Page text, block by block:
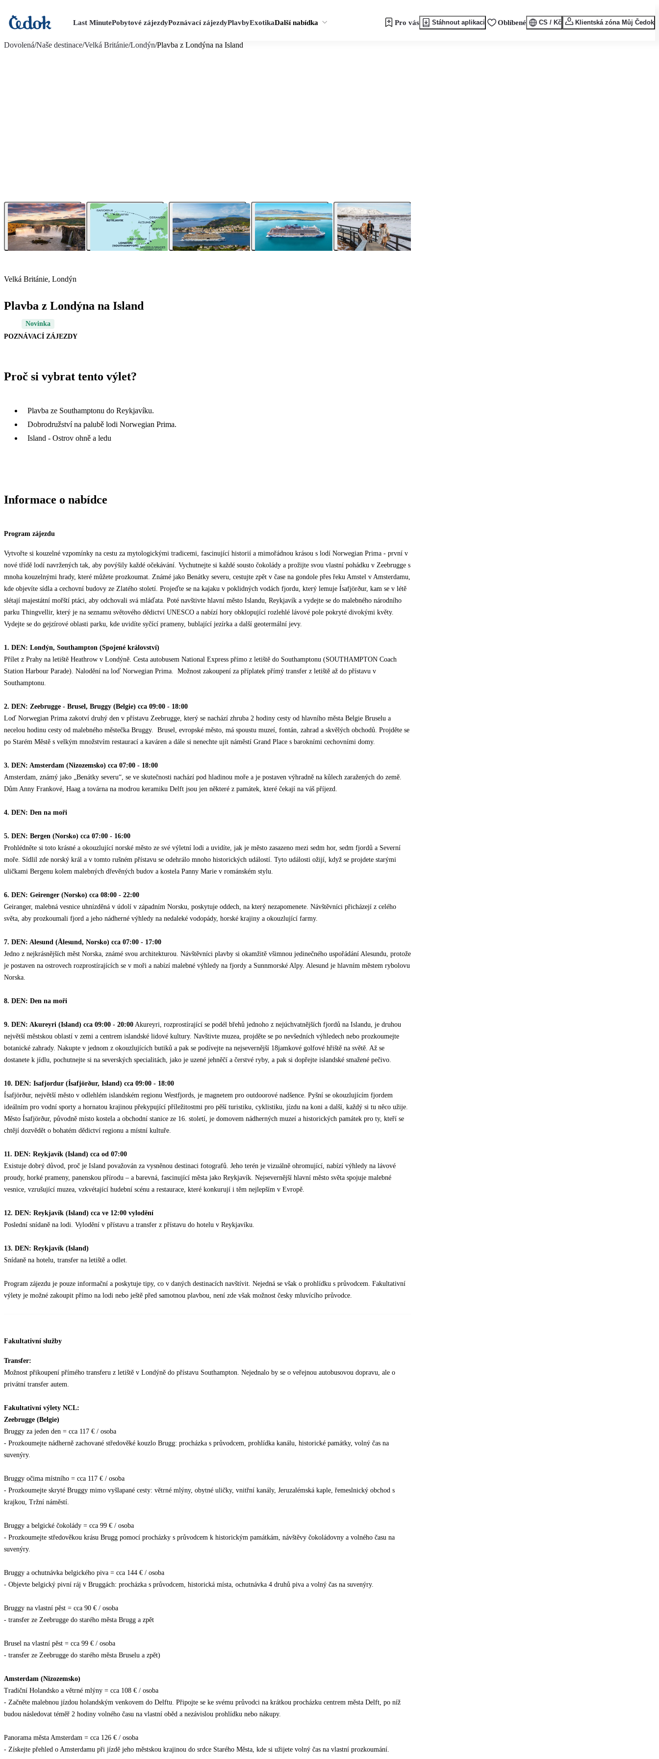
Last MinutePobytové zájezdyPoznávací zájezdyPlavbyExotikaDalší nabídka Pro vás Stáhnout aplikaci Oblíbené CS / Kč Klientská zóna Můj Čedok
Dovolená/Naše destinace/Velká Británie/Londýn/Plavba z Londýna na Island
Velká Británie, Londýn
Plavba z Londýna na Island
Novinka
POZNÁVACÍ ZÁJEZDY
Proč si vybrat tento výlet?
Plavba ze Southamptonu do Reykjavíku.
Dobrodružství na palubě lodi Norwegian Prima.
Island - Ostrov ohně a ledu
Informace o nabídce
Program zájezdu
Vytvořte si kouzelné vzpomínky na cestu za mytologickými tradicemi, fascinující historií a mimořádnou krásou s lodí Norwegian Prima - první v
nové třídě lodí navržených tak, aby povýšily každé očekávání. Vychutnejte si každé sousto čokolády a prožijte svou vlastní pohádku v Zeebrugge s
mnoha kouzelnými hrady, které můžete prozkoumat. Známé jako Benátky severu, cestujte zpět v čase na gondole přes řeku Amstel v Amsterdamu,
kde objevíte sídla a cechovní budovy ze Zlatého století. Projeďte se na kajaku v poklidných vodách fjordu, který lemuje Ísafjörður, kam se v létě
slétají majestátní mořští ptáci, aby odchovali svá mláďata. Poté navštivte hlavní město Islandu, Reykjavík a vydejte se do malebného národního
parku Thingvellir, který je na seznamu světového dědictví UNESCO a nabízí hory obklopující rozlehlé lávové pole pokryté divokými květy.
Vydejte se do gejzírové oblasti parku, kde uvidíte syčící prameny, bublající jezírka a další geotermální jevy.
1. DEN: Londýn, Southampton (Spojené království)
Přílet z Prahy na letiště Heathrow v Londýně. Cesta autobusem National Express přímo z letiště do Southamptonu (SOUTHAMPTON Coach
Station Harbour Parade). Nalodění na loď Norwegian Prima. Možnost zakoupení za příplatek přímý transfer z letiště až do přístavu v
Southamptonu.
2. DEN: Zeebrugge - Brusel, Bruggy (Belgie) cca 09:00 - 18:00
Loď Norwegian Prima zakotví druhý den v přístavu Zeebrugge, který se nachází zhruba 2 hodiny cesty od hlavního města Belgie Bruselu a
necelou hodinu cesty od malebného městečka Bruggy. Brusel, evropské město, má spoustu muzeí, fontán, zahrad a skvělých obchodů. Projděte se
po Starém Městě s velkým množstvím restaurací a kaváren a dále si nenechte ujít náměstí Grand Place s barokními cechovními domy.
3. DEN: Amsterdam (Nizozemsko) cca 07:00 - 18:00
Amsterdam, známý jako „Benátky severu“, se ve skutečnosti nachází pod hladinou moře a je postaven výhradně na kůlech zaražených do země.
Dům Anny Frankové, Haag a továrna na modrou keramiku Delft jsou jen některé z památek, které čekají na váš příjezd.
4. DEN: Den na moři
5. DEN: Bergen (Norsko) cca 07:00 - 16:00
Prohlédněte si toto krásné a okouzlující norské město ze své výletní lodi a uvidíte, jak je město zasazeno mezi sedm hor, sedm fjordů a Severní
moře. Sídlil zde norský král a v tomto rušném přístavu se odehrálo mnoho historických událostí. Tyto události ožijí, když se projdete starými
uličkami Bergenu kolem malebných dřevěných budov a kostela Panny Marie v románském stylu.
6. DEN: Geirenger (Norsko) cca 08:00 - 22:00
Geiranger, malebná vesnice uhnízděná v údolí v západním Norsku, poskytuje oddech, na který nezapomenete. Návštěvníci přicházejí z celého
světa, aby prozkoumali fjord a jeho nádherné výhledy na nedaleké vodopády, horské krajiny a okouzlující farmy.
7. DEN: Alesund (Ålesund, Norsko) cca 07:00 - 17:00
Jedno z nejkrásnějších měst Norska, známé svou architekturou. Návštěvníci plavby si okamžitě všimnou jedinečného uspořádání Alesundu, protože
je postaven na ostrovech rozprostírajících se v moři a nabízí malebné výhledy na fjordy a Sunnmorské Alpy. Alesund je hlavním městem rybolovu
Norska.
8. DEN: Den na moři
9. DEN: Akureyri (Island) cca 09:00 - 20:00 Akureyri, rozprostírající se podél břehů jednoho z nejúchvatnějších fjordů na Islandu, je druhou
největší městskou oblastí v zemi a centrem islandské lidové kultury. Navštivte muzea, projděte se po nevšedních výhledech nebo prozkoumejte
botanické zahrady. Nakupte v jednom z okouzlujících butiků a pak se podívejte na nejsevernější 18jamkové golfové hřiště na světě. Až se
dostanete k jídlu, pochutnejte si na severských specialitách, jako je uzené jehněčí a čerstvé ryby, a pak si dopřejte islandské smažené pečivo.
10. DEN: Isafjordur (Ísafjörður, Island) cca 09:00 - 18:00
Ísafjörður, největší město v odlehlém islandském regionu Westfjords, je magnetem pro outdoorové nadšence. Pyšní se okouzlujícím fjordem
ideálním pro vodní sporty a hornatou krajinou překypující příležitostmi pro pěší turistiku, cyklistiku, jízdu na koni a další, každý si tu něco užije.
Město Ísafjörður, původně místo kostela a obchodní stanice ze 16. století, je domovem nádherných muzeí a historických památek pro ty, kteří se
chtějí dozvědět o bohatém dědictví regionu a místní kultuře.
11. DEN: Reykjavík (Island) cca od 07:00
Existuje dobrý důvod, proč je Island považován za vysněnou destinaci fotografů. Jeho terén je vizuálně ohromující, nabízí výhledy na lávové
proudy, horké prameny, panenskou přírodu – a barevná, fascinující města jako Reykjavík. Nejsevernější hlavní město světa spojuje malebné
vesnice, vzrušující muzea, vzkvétající hudební scénu a restaurace, které konkurují i těm nejlepším v Evropě.
12. DEN: Reykjavík (Island) cca ve 12:00 vylodění
Poslední snídaně na lodi. Vylodění v přístavu a transfer z přístavu do hotelu v Reykjavíku.
13. DEN: Reykjavík (Island)
Snídaně na hotelu, transfer na letiště a odlet.
Program zájezdu je pouze informační a poskytuje tipy, co v daných destinacích navštívit. Nejedná se však o prohlídku s průvodcem. Fakultativní
výlety je možné zakoupit přímo na lodi nebo ještě před samotnou plavbou, není zde však možnost česky mluvícího průvodce.
Fakultativní služby
Transfer:
Možnost přikoupení přímého transferu z letiště v Londýně do přístavu Southampton. Nejednalo by se o veřejnou autobusovou dopravu, ale o
privátní transfer autem.
Fakultativní výlety NCL:
Zeebrugge (Belgie)
Bruggy za jeden den = cca 117 € / osoba
- Prozkoumejte nádherně zachované středověké kouzlo Brugg: procházka s průvodcem, prohlídka kanálu, historické památky, volný čas na
suvenýry.
Bruggy očima místního = cca 117 € / osoba
- Prozkoumejte skryté Bruggy mimo vyšlapané cesty: větrné mlýny, obytné uličky, vnitřní kanály, Jeruzalémská kaple, řemeslnický obchod s
krajkou, Tržní náměstí.
Bruggy a belgické čokolády = cca 99 € / osoba
- Prozkoumejte středověkou krásu Brugg pomocí procházky s průvodcem k historickým památkám, návštěvy čokoládovny a volného času na
suvenýry.
Bruggy a ochutnávka belgického piva = cca 144 € / osoba
- Objevte belgický pivní ráj v Bruggách: procházka s průvodcem, historická místa, ochutnávka 4 druhů piva a volný čas na suvenýry.
Bruggy na vlastní pěst = cca 90 € / osoba
- transfer ze Zeebrugge do starého města Brugg a zpět
Brusel na vlastní pěst = cca 99 € / osoba
- transfer ze Zeebrugge do starého města Bruselu a zpět)
Amsterdam (Nizozemsko)
Tradiční Holandsko a větrné mlýny = cca 108 € / osoba
- Začněte malebnou jízdou holandským venkovem do Delftu. Připojte se ke svému průvodci na krátkou procházku centrem města Delft, po níž
budou následovat téměř 2 hodiny volného času na vlastní oběd a nezávislou prohlídku nebo nákupy.
Panorama města Amsterdam = cca 126 € / osoba
- Získejte přehled o Amsterdamu při jízdě jeho městskou krajinou do srdce Starého Města, kde si užijete volný čas na vlastní prozkoumání.